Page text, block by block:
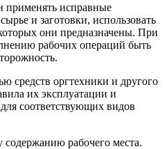
применять исправные
и заготовки, использовать
они предназначены. При
рабочих операций быть
средств оргтехники и другого
их эксплуатации и
соответствующих видов
содержанию рабочего места.